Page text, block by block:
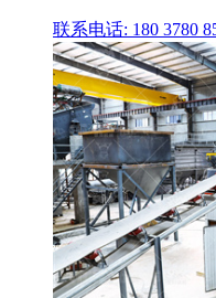
联系电话: 180 3780